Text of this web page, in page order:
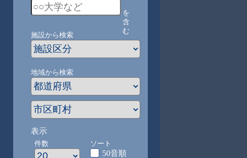
を
含
む
施設から検索
地域から検索
表示
件数 ソート
50音順